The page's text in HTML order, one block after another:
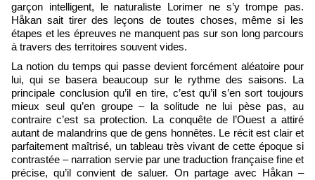
garçon intelligent, le naturaliste Lorimer ne s’y trompe pas.
Håkan sait tirer des leçons de toutes choses, même si les
étapes et les épreuves ne manquent pas sur son long parcours
à travers des territoires souvent vides.
La notion du temps qui passe devient forcément aléatoire pour
lui, qui se basera beaucoup sur le rythme des saisons. La
principale conclusion qu’il en tire, c’est qu’il s’en sort toujours
mieux seul qu’en groupe – la solitude ne lui pèse pas, au
contraire c’est sa protection. La conquête de l’Ouest a attiré
autant de malandrins que de gens honnêtes. Le récit est clair et
parfaitement maîtrisé, un tableau très vivant de cette époque si
contrastée – narration servie par une traduction française fine et
précise, qu’il convient de saluer. On partage avec Håkan –